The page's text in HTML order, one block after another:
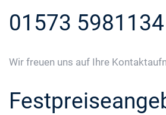
01573 5981134
Wir freuen uns auf Ihre